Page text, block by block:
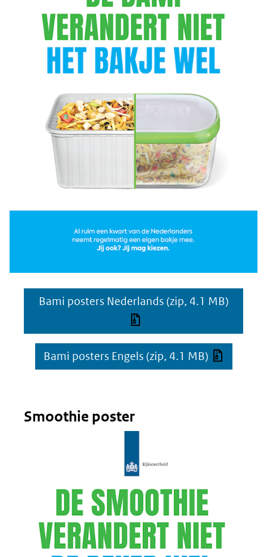
Bami posters Nederlands(zip, 4.1 MB)
Bami posters Engels(zip, 4.1 MB)
Smoothie poster